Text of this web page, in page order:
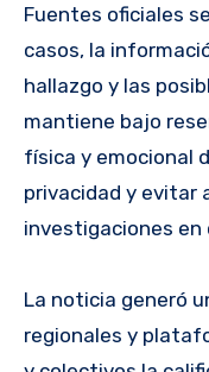
Fuentes oficiales
casos, la
hallazgo y las
mantiene bajo
física y emocional
privacidad y evitar
investigaciones en
La noticia generó
regionales y